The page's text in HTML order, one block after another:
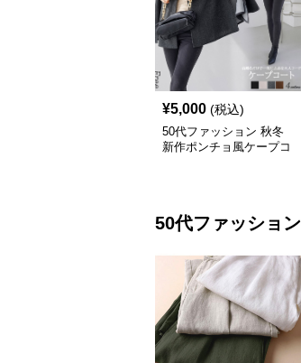
¥5,000 (税込)
50代ファッション 秋冬
新作ポンチョ風ケープコ
50代ファッション